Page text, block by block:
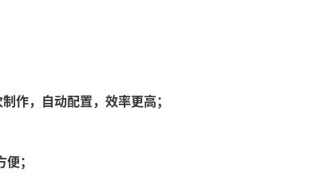
作，自动配置，效率更高；
；